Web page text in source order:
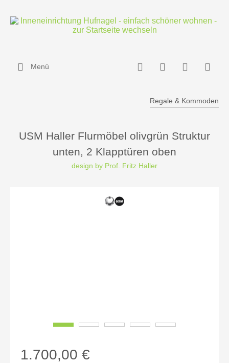
Menü
Regale & Kommoden
USM Haller Flurmöbel olivgrün Struktur
unten, 2 Klapptüren oben
design by Prof. Fritz Haller
1.700,00 €